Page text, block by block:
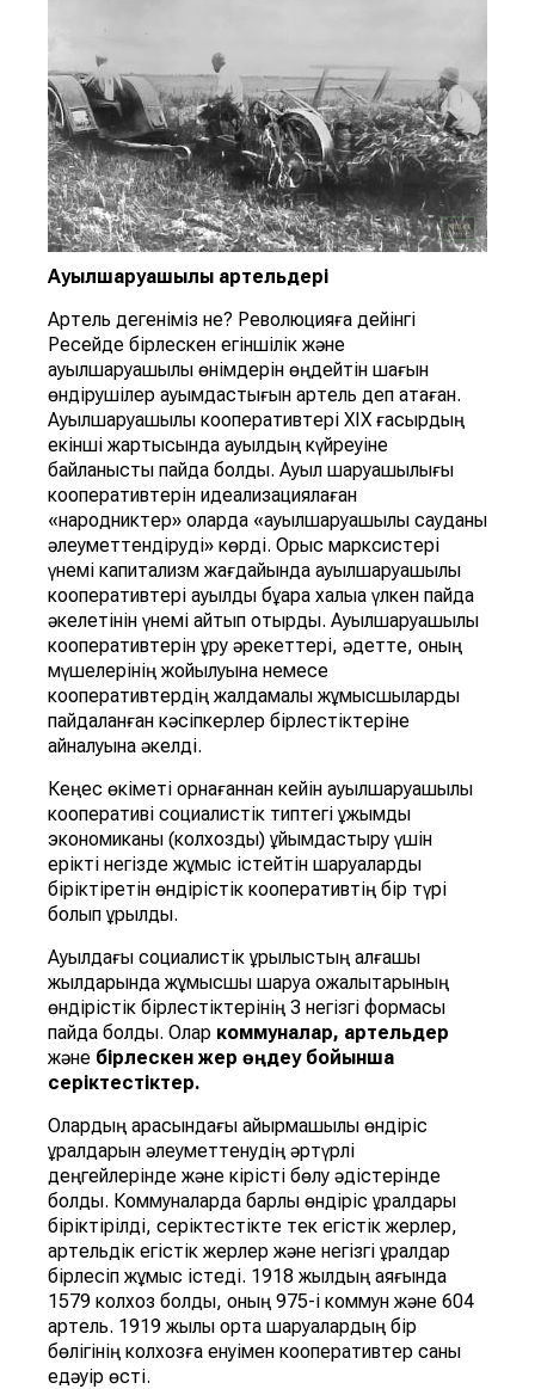
Ауылшаруашылық артельдері
Артель дегеніміз не? Революцияға дейінгі
Ресейде бірлескен егіншілік және
ауылшаруашылық өнімдерін өңдейтін шағын
өндірушілер қауымдастығын артель деп атаған.
Ауылшаруашылық кооперативтері ХІХ ғасырдың
екінші жартысында ауылдың күйреуіне
байланысты пайда болды. Ауыл шаруашылығы
кооперативтерін идеализациялаған
«народниктер» оларда «ауылшаруашылық сауданы
әлеуметтендіруді» көрді. Орыс марксистері
үнемі капитализм жағдайында ауылшаруашылық
кооперативтері ауылдық бұқара халыққа үлкен пайда
әкелетінін үнемі айтып отырды. Ауылшаруашылық
кооперативтерін құру әрекеттері, әдетте, оның
мүшелерінің жойылуына немесе
кооперативтердің жалдамалы жұмысшыларды
пайдаланған кәсіпкерлер бірлестіктеріне
айналуына әкелді.
Кеңес өкіметі орнағаннан кейін ауылшаруашылық
кооперативі социалистік типтегі ұжымдық
экономиканы (колхозды) ұйымдастыру үшін
ерікті негізде жұмыс істейтін шаруаларды
біріктіретін өндірістік кооперативтің бір түрі
болып құрылды.
Ауылдағы социалистік құрылыстың алғашқы
жылдарында жұмысшы шаруа қожалықтарының
өндірістік бірлестіктерінің 3 негізгі формасы
пайда болды. Олар коммуналар, артельдер
және бірлескен жер өңдеу бойынша
серіктестіктер.
Олардың арасындағы айырмашылық өндіріс
құралдарын әлеуметтенудің әртүрлі
деңгейлерінде және кірісті бөлу әдістерінде
болды. Коммуналарда барлық өндіріс құралдары
біріктірілді, серіктестікте тек егістік жерлер,
артельдік егістік жерлер және негізгі құралдар
бірлесіп жұмыс істеді. 1918 жылдың аяғында
1579 колхоз болды, оның 975-і коммун және 604
артель. 1919 жылы орта шаруалардың бір
бөлігінің колхозға енуімен кооперативтер саны
едәуір өсті.